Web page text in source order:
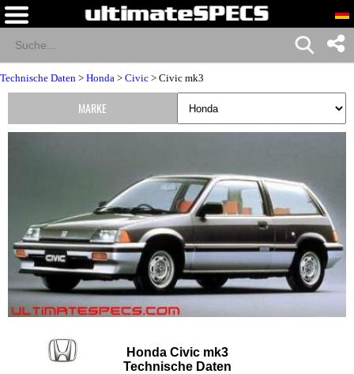
Technische Daten > Honda > Civic > Civic mk3
Honda Civic mk3
Technische Daten
MARKE